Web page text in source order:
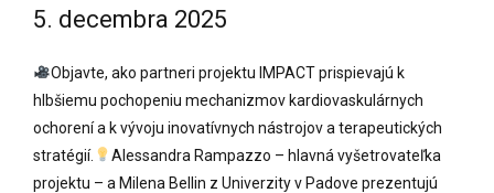
5. decembra 2025
Objavte, ako partneri projektu IMPACT prispievajú k
hlbšiemu pochopeniu mechanizmov kardiovaskulárnych
ochorení a k vývoju inovatívnych nástrojov a terapeutických
stratégií.
Alessandra Rampazzo – hlavná vyšetrovateľka
projektu – a Milena Bellin z Univerzity v Padove prezentujú